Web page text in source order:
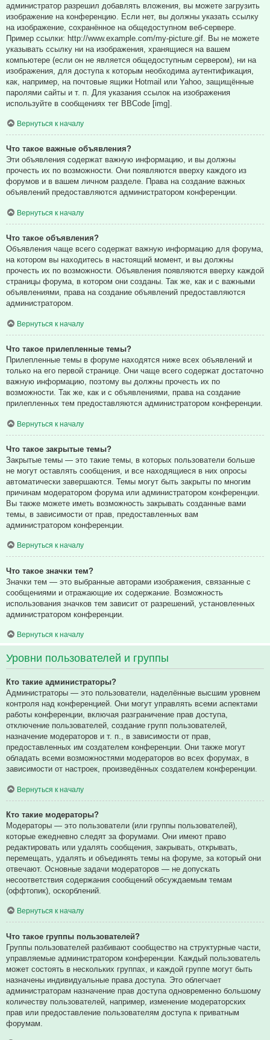
администратор разрешил добавлять вложения, вы можете загрузить
изображение на конференцию. Если нет, вы должны указать ссылку
на изображение, сохранённое на общедоступном веб-сервере.
Пример ссылки: http://www.example.com/my-picture.gif. Вы не можете
указывать ссылку ни на изображения, хранящиеся на вашем
компьютере (если он не является общедоступным сервером), ни на
изображения, для доступа к которым необходима аутентификация,
как, например, на почтовые ящики Hotmail или Yahoo, защищённые
паролями сайты и т. п. Для указания ссылок на изображения
используйте в сообщениях тег BBCode [img].
Вернуться к началу
Что такое важные объявления?
Эти объявления содержат важную информацию, и вы должны
прочесть их по возможности. Они появляются вверху каждого из
форумов и в вашем личном разделе. Права на создание важных
объявлений предоставляются администратором конференции.
Вернуться к началу
Что такое объявления?
Объявления чаще всего содержат важную информацию для форума,
на котором вы находитесь в настоящий момент, и вы должны
прочесть их по возможности. Объявления появляются вверху каждой
страницы форума, в котором они созданы. Так же, как и с важными
объявлениями, права на создание объявлений предоставляются
администратором.
Вернуться к началу
Что такое прилепленные темы?
Прилепленные темы в форуме находятся ниже всех объявлений и
только на его первой странице. Они чаще всего содержат достаточно
важную информацию, поэтому вы должны прочесть их по
возможности. Так же, как и с объявлениями, права на создание
прилепленных тем предоставляются администратором конференции.
Вернуться к началу
Что такое закрытые темы?
Закрытые темы — это такие темы, в которых пользователи больше
не могут оставлять сообщения, и все находящиеся в них опросы
автоматически завершаются. Темы могут быть закрыты по многим
причинам модератором форума или администратором конференции.
Вы также можете иметь возможность закрывать созданные вами
темы, в зависимости от прав, предоставленных вам
администратором конференции.
Вернуться к началу
Что такое значки тем?
Значки тем — это выбранные авторами изображения, связанные с
сообщениями и отражающие их содержание. Возможность
использования значков тем зависит от разрешений, установленных
администратором конференции.
Вернуться к началу
Уровни пользователей и группы
Кто такие администраторы?
Администраторы — это пользователи, наделённые высшим уровнем
контроля над конференцией. Они могут управлять всеми аспектами
работы конференции, включая разграничение прав доступа,
отключение пользователей, создание групп пользователей,
назначение модераторов и т. п., в зависимости от прав,
предоставленных им создателем конференции. Они также могут
обладать всеми возможностями модераторов во всех форумах, в
зависимости от настроек, произведённых создателем конференции.
Вернуться к началу
Кто такие модераторы?
Модераторы — это пользователи (или группы пользователей),
которые ежедневно следят за форумами. Они имеют право
редактировать или удалять сообщения, закрывать, открывать,
перемещать, удалять и объединять темы на форуме, за который они
отвечают. Основные задачи модераторов — не допускать
несоответствия содержания сообщений обсуждаемым темам
(оффтопик), оскорблений.
Вернуться к началу
Что такое группы пользователей?
Группы пользователей разбивают сообщество на структурные части,
управляемые администратором конференции. Каждый пользователь
может состоять в нескольких группах, и каждой группе могут быть
назначены индивидуальные права доступа. Это облегчает
администраторам назначение прав доступа одновременно большому
количеству пользователей, например, изменение модераторских
прав или предоставление пользователям доступа к приватным
форумам.